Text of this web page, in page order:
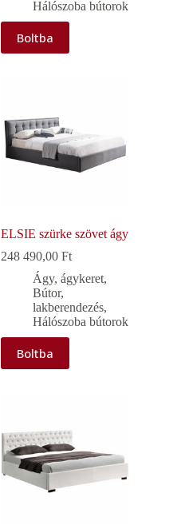
Hálószoba bútorok
Boltba
ELSIE szürke szövet ágy
248 490,00Ft
Ágy, ágykeret,
Bútor,
lakberendezés,
Hálószoba bútorok
Boltba